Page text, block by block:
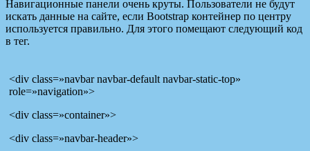
Навигационные панели очень круты. Пользователи не будут
искать данные на сайте, если Bootstrap контейнер по центру
используется правильно. Для этого помещают следующий код
в тег.
<div class=»navbar navbar-default navbar-static-top»
role=»navigation»>
<div class=»container»>
<div class=»navbar-header»>